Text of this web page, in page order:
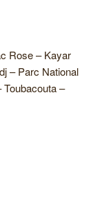
Rose – Kayar
– Parc National
–